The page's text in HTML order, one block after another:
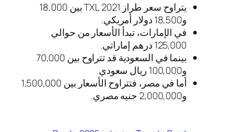
يتراوح سعر طراز 2021 TXL بين 18,000
و18,500 دولار أمريكي.
في الإمارات، تبدأ الأسعار من حوالي
125,000 درهم إماراتي.
بينما في السعودية قد تتراوح بين 70,000
و100,000 ريال سعودي.
أما في مصر، فتتراوح الأسعار بين 1,500,000
و2,000,000 جنيه مصري.